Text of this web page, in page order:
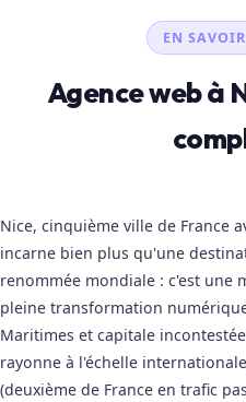
EN
Agence web à
Nice, cinquième ville de France
incarne bien plus qu'une
renommée mondiale : c'est une
pleine transformation
Maritimes et capitale
rayonne à l'échelle
(deuxième de France en trafic